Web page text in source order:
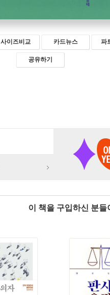
사이즈비교 카드뉴스 파
공유하기
이 책을 구입하신 분